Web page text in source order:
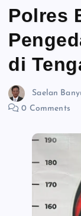
Polres
di
Saelan
0 Comments